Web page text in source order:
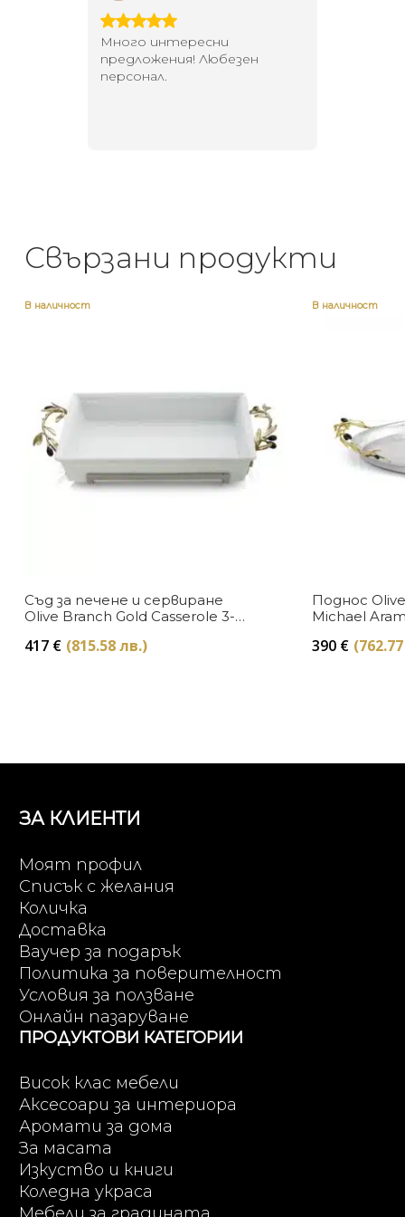
Много интересни
предложения! Любезен
персонал.
Свързани продукти
В наличност
Съд за печене и сервиране
Olive Branch Gold Casserole 3-
417 € (815.58 лв.)
В наличност
Поднос
Michael
390 €
ЗА КЛИЕНТИ
Моят профил
Списък с желания
Количка
Доставка
Ваучер за подарък
Политика за поверителност
Условия за ползване
Онлайн пазаруване
ПРОДУКТОВИ КАТЕГОРИИ
Висок клас мебели
Аксесоари за интериора
Аромати за дома
За масата
Изкуство и книги
Коледна украса